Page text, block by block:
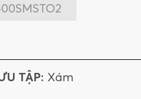
TẬP: Xám